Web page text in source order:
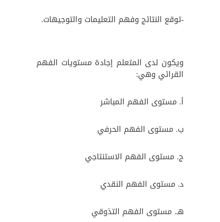
-توقع النتائج وفهم التعليمات والتوجيهات.
ويكون لدى المتعلم إجادة مستويات الفهم
القرائي وهي:
أ. مستوى الفهم المباشر
ب. مستوى الفهم الحرفي
ج. مستوى الفهم الاستنتاجي
د. مستوى الفهم النقدي
هـ. مستوى الفهم التذوقي